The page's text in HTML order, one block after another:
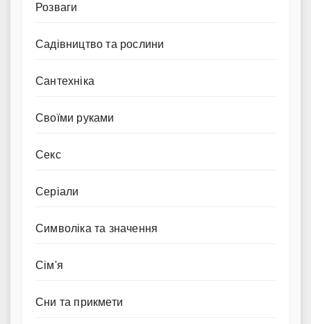
Розваги
Садівництво та рослини
Сантехніка
Своїми руками
Секс
Серіали
Символіка та значення
Сім'я
Сни та прикмети